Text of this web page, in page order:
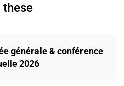
these
générale & conférence
2026